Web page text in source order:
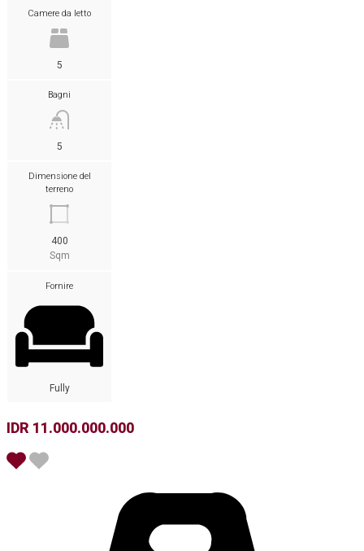
Camere da letto
5
Bagni
5
Dimensione del
terreno
400
Sqm
Fornire
Fully
IDR 11.000.000.000